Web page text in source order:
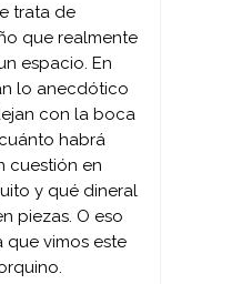
trata de
que realmente
espacio. En
lo anecdótico
con la boca
habrá
cuestión en
y qué dineral
piezas. O eso
que vimos este